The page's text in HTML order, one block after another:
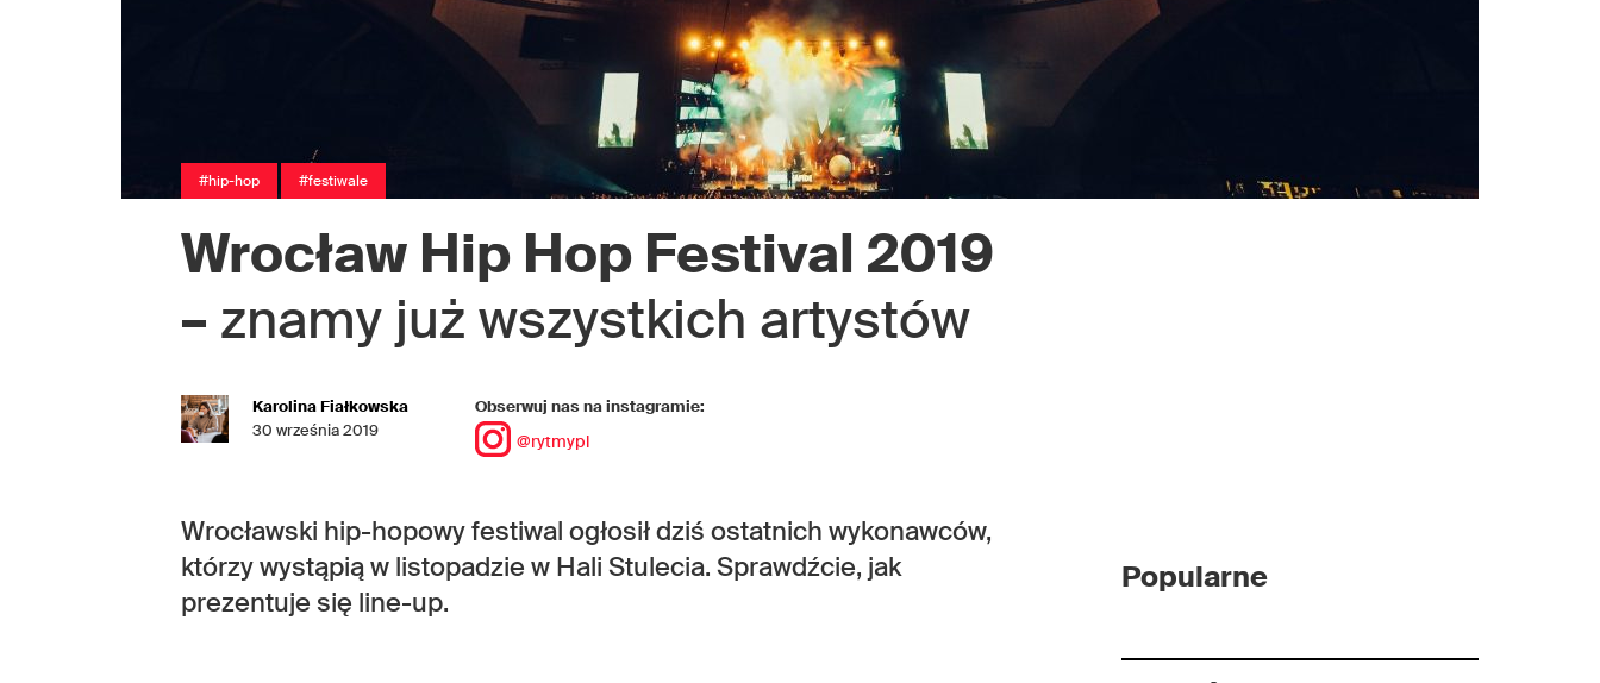
#hip-hop #festiwale
Wrocław Hip Hop Festival 2019
– znamy już wszystkich artystów
Karolina Fiałkowska
30 września 2019
Obserwuj nas na instagramie:
@rytmypl
Wrocławski hip-hopowy festiwal ogłosił dziś ostatnich wykonawców,
którzy wystąpią w listopadzie w Hali Stulecia. Sprawdźcie, jak
prezentuje się line-up.
Popularne